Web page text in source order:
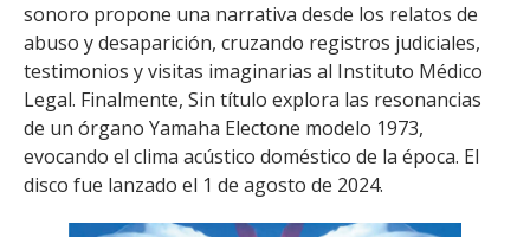
sonoro propone una narrativa desde los relatos de
abuso y desaparición, cruzando registros judiciales,
testimonios y visitas imaginarias al Instituto Médico
Legal. Finalmente, Sin título explora las resonancias
de un órgano Yamaha Electone modelo 1973,
evocando el clima acústico doméstico de la época. El
disco fue lanzado el 1 de agosto de 2024.